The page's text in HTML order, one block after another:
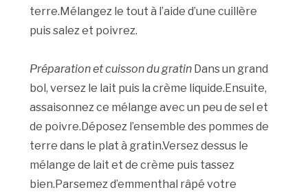
terre.Mélangez le tout à l’aide d’une cuillère
puis salez et poivrez.
Préparation et cuisson du gratin Dans un grand
bol, versez le lait puis la crème liquide.Ensuite,
assaisonnez ce mélange avec un peu de sel et
de poivre.Déposez l’ensemble des pommes de
terre dans le plat à gratin.Versez dessus le
mélange de lait et de crème puis tassez
bien.Parsemez d’emmenthal râpé votre